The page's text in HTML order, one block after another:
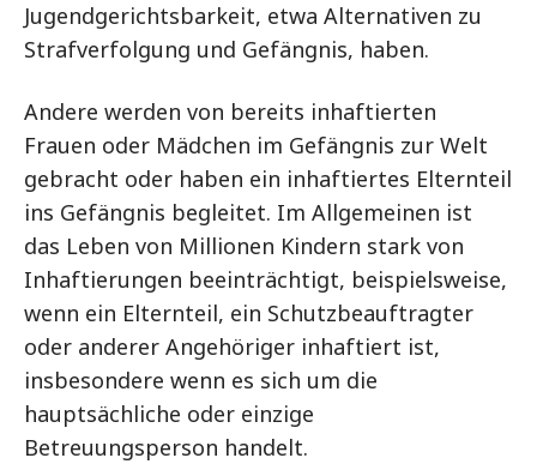
Jugendgerichtsbarkeit, etwa Alternativen zu
Strafverfolgung und Gefängnis, haben.
Andere werden von bereits inhaftierten
Frauen oder Mädchen im Gefängnis zur Welt
gebracht oder haben ein inhaftiertes Elternteil
ins Gefängnis begleitet. Im Allgemeinen ist
das Leben von Millionen Kindern stark von
Inhaftierungen beeinträchtigt, beispielsweise,
wenn ein Elternteil, ein Schutzbeauftragter
oder anderer Angehöriger inhaftiert ist,
insbesondere wenn es sich um die
hauptsächliche oder einzige
Betreuungsperson handelt.